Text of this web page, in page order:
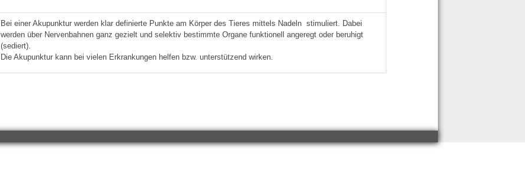
Bei einer Akupunktur werden klar definierte Punkte am Körper des Tieres mittels Nadeln stimuliert. Dabei
werden über Nervenbahnen ganz gezielt und selektiv bestimmte Organe funktionell angeregt oder beruhigt
(sediert).
Die Akupunktur kann bei vielen Erkrankungen helfen bzw. unterstützend wirken.